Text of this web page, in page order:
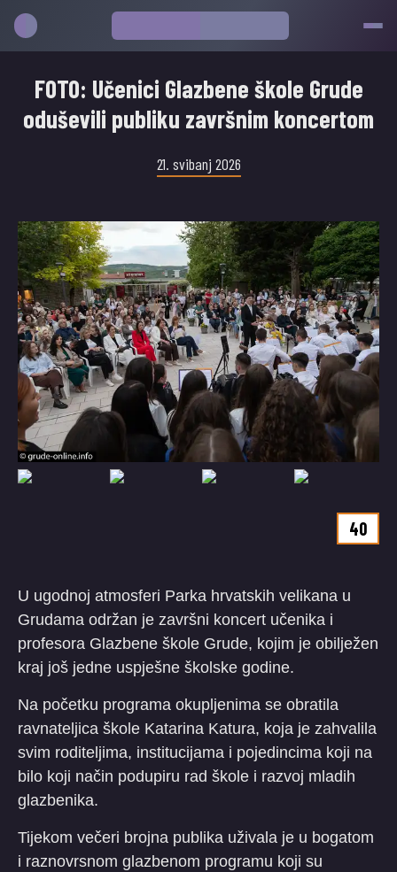
FOTO: Učenici Glazbene škole Grude
oduševili publiku završnim koncertom
21. svibanj 2026
40
U ugodnoj atmosferi Parka hrvatskih velikana u
Grudama održan je završni koncert učenika i
profesora Glazbene škole Grude, kojim je obilježen
kraj još jedne uspješne školske godine.
Na početku programa okupljenima se obratila
ravnateljica škole Katarina Katura, koja je zahvalila
svim roditeljima, institucijama i pojedincima koji na
bilo koji način podupiru rad škole i razvoj mladih
glazbenika.
Tijekom večeri brojna publika uživala je u bogatom
i raznovrsnom glazbenom programu koji su